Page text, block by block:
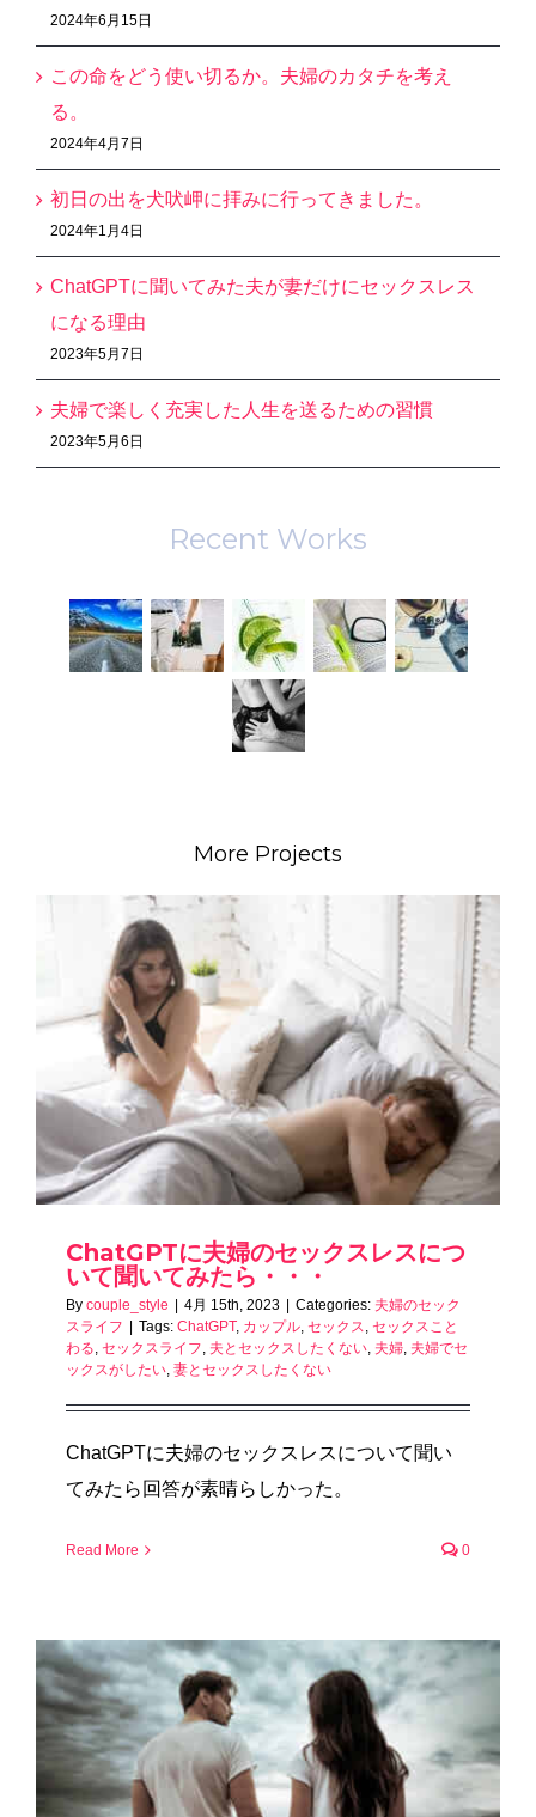
2024年6月15日
この命をどう使い切るか。夫婦のカタチを考え
る。
2024年4月7日
初日の出を犬吠岬に拝みに行ってきました。
2024年1月4日
ChatGPTに聞いてみた夫が妻だけにセックスレス
になる理由
2023年5月7日
夫婦で楽しく充実した人生を送るための習慣
2023年5月6日
Recent Works
More Projects
ChatGPTに夫婦のセックスレスにつ
いて聞いてみたら・・・
By couple_style 4月 15th, 2023 Categories: 夫婦のセック
スライフ
Tags: ChatGPT, カップル, セックス, セックスこと
わる, セックスライフ, 夫とセックスしたくない, 夫婦, 夫婦でセ
ックスがしたい, 妻とセックスしたくない
ChatGPTに夫婦のセックスレスについて聞い
てみたら回答が素晴らしかった。
Read More 0